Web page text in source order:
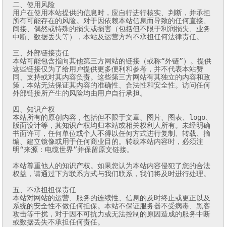
二、使用风险
用户在使用本站提供的信息时，应自行进行核实、判断，并承担
所有可能存在的风险。对于因依赖本站信息而导致的任何直接、
间接、偶然或特殊的损失或损害（包括但不限于利润损失、业务
中断、数据丢失等），本站及运营方均不承担任何法律责任。
三、外部链接责任
本站可能包含指向其他第三方网站的链接（或称“外链”）。提供
这些链接仅为了给用户提供更多便利和参考，并不代表本站赞
同、支持或对其内容负责。这些第三方网站有其独立的内容和政
策，本站无法保证其内容的准确性、合法性和安全性。访问任何
外部链接所产生的风险均由用户自行承担。
四、知识产权
本站所有的原创内容，包括但不限于文章、图片、图表、logo、
版面设计等，其知识产权均归本站或相关权利人所有。未经明确
书面许可，任何单位或个人不得以任何方式进行复制、转载、摘
编、建立镜像或用于任何商业目的。转载本站内容时，必须注
明“来源：电缆世界”并保留原文链接。
本站尊重他人的知识产权。如果您认为本站内容侵犯了您的合法
权益，请通过下方联系方式与我们联系，我们将及时进行处理。
五、不承担担保责任
本站对网站的运营、服务的连续性、信息的及时终止或更正以及
系统的安全性不做任何担保。本站不保证服务器不受病毒、黑客
攻击等干扰，对于因不可抗力或无法控制的原因造成的服务中断
或数据丢失不承担任何责任。